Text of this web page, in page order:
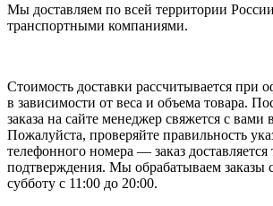
Мы доставляем по всей территории
транспортными компаниями.
Стоимость доставки рассчитывается при
в зависимости от веса и объема товара.
заказа на сайте менеджер свяжется с вами
Пожалуйста, проверяйте правильность
телефонного номера — заказ доставляется
подтверждения. Мы обрабатываем заказы
субботу с 11:00 до 20:00.